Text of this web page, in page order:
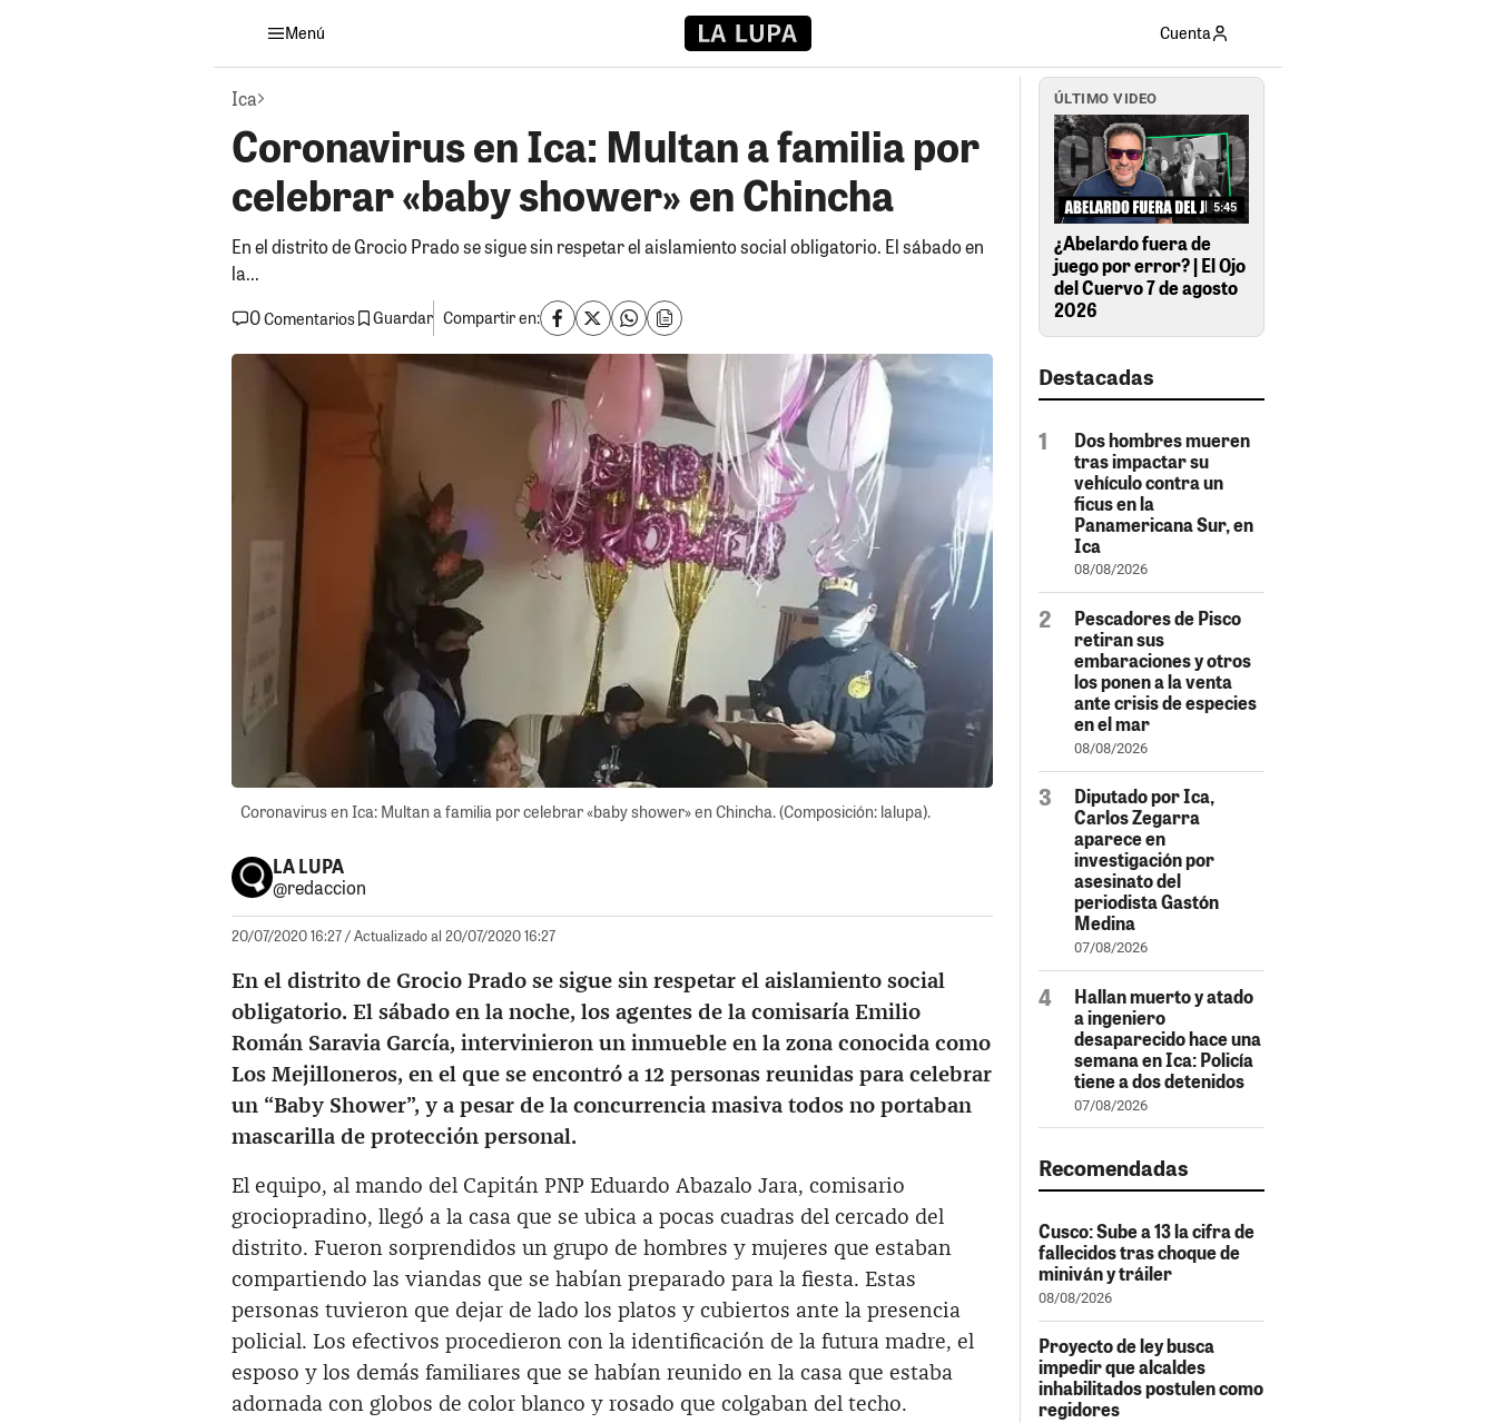
Menú Cuenta
Ica
Coronavirus en Ica: Multan a familia por
celebrar «baby shower» en Chincha
En el distrito de Grocio Prado se sigue sin respetar el aislamiento social obligatorio. El sábado en
la...
0Comentarios Guardar Compartir en:
Coronavirus en Ica: Multan a familia por celebrar «baby shower» en Chincha. (Composición: lalupa).
LA LUPA
@redaccion
20/07/2020 16:27/ Actualizado al 20/07/2020 16:27
En el distrito de Grocio Prado se sigue sin respetar el aislamiento social
obligatorio. El sábado en la noche, los agentes de la comisaría Emilio
Román Saravia García, intervinieron un inmueble en la zona conocida como
Los Mejilloneros, en el que se encontró a 12 personas reunidas para celebrar
un “Baby Shower”, y a pesar de la concurrencia masiva todos no portaban
mascarilla de protección personal.
El equipo, al mando del Capitán PNP Eduardo Abazalo Jara, comisario
grociopradino, llegó a la casa que se ubica a pocas cuadras del cercado del
distrito. Fueron sorprendidos un grupo de hombres y mujeres que estaban
compartiendo las viandas que se habían preparado para la fiesta. Estas
personas tuvieron que dejar de lado los platos y cubiertos ante la presencia
policial. Los efectivos procedieron con la identificación de la futura madre, el
esposo y los demás familiares que se habían reunido en la casa que estaba
adornada con globos de color blanco y rosado que colgaban del techo.
ÚLTIMO VIDEO
5:45
¿Abelardo fuera de
juego por error? | El Ojo
del Cuervo 7 de agosto
2026
Destacadas
Dos hombres mueren
tras impactar su
vehículo contra un
ficus en la
Panamericana Sur, en
Ica
08/08/2026
Pescadores de Pisco
retiran sus
embaraciones y otros
los ponen a la venta
ante crisis de especies
en el mar
08/08/2026
Diputado por Ica,
Carlos Zegarra
aparece en
investigación por
asesinato del
periodista Gastón
Medina
07/08/2026
Hallan muerto y atado
a ingeniero
desaparecido hace una
semana en Ica: Policía
tiene a dos detenidos
07/08/2026
Recomendadas
Cusco: Sube a 13 la cifra de
fallecidos tras choque de
miniván y tráiler
08/08/2026
Proyecto de ley busca
impedir que alcaldes
inhabilitados postulen como
regidores